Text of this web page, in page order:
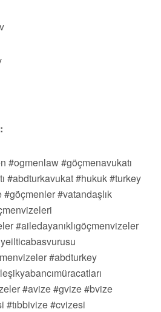
#ogmenlaw #göçmenavukatı
#abdturkavukat #hukuk #turkey
#vatandaşlık
#ailedayanıklıgöçmenvizeler
#abdturkey
#avize #gvize #bvize
#tıbbivize #cvizesi